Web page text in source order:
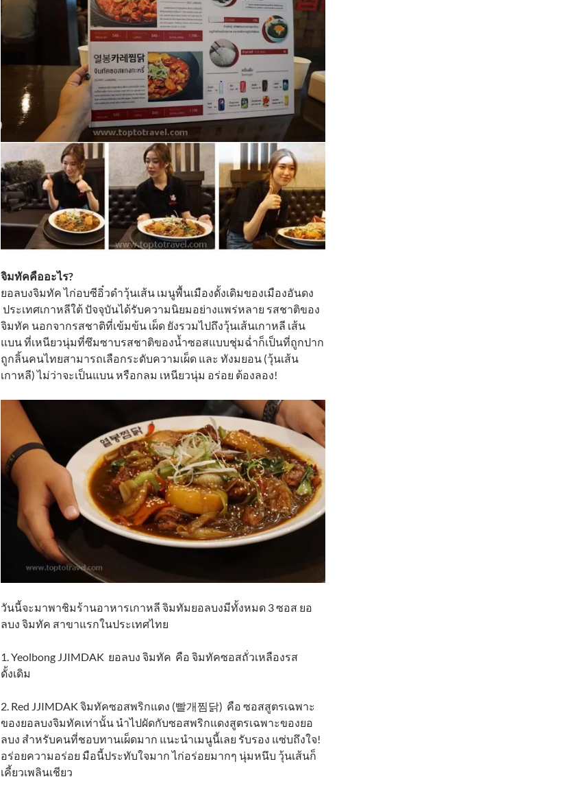
จิมทัคคืออะไร?
ยอลบงจิมทัค ไก่อบซีอิ๋วดำวุ้นเส้น เมนูพื้นเมืองดั้งเดิมของเมืองอันดง
ประเทศเกาหลีใต้ ปัจจุบันได้รับความนิยมอย่างแพร่หลาย รสชาติของ
จิมทัค นอกจากรสชาติที่เข้มข้น เผ็ด ยังรวมไปถึงวุ้นเส้นเกาหลี เส้น
แบน ที่เหนียวนุ่มที่ซึมซาบรสชาติของน้ำซอสแบบชุ่มฉ่ำก็เป็นที่ถูกปาก
ถูกลิ้นคนไทยสามารถเลือกระดับความเผ็ด และ ทังมยอน (วุ้นเส้น
เกาหลี) ไม่ว่าจะเป็นแบน หรือกลม เหนียวนุ่ม อร่อย ต้องลอง!
วันนี้จะมาพาชิมร้านอาหารเกาหลี จิมทัมยอลบงมีทั้งหมด 3 ซอส ยอ
ลบง จิมทัค สาขาแรกในประเทศไทย
1. Yeolbong JJIMDAK ยอลบง จิมทัค คือ จิมทัคซอสถั่วเหลืองรส
ดั้งเดิม
2. Red JJIMDAK จิมทัคซอสพริกแดง (빨개찜닭) คือ ซอสสูตรเฉพาะ
ของยอลบงจิมทัคเท่านั้น นำไปผัดกับซอสพริกแดงสูตรเฉพาะของยอ
ลบง สำหรับคนที่ชอบทานเผ็ดมาก แนะนำเมนูนี้เลย รับรอง แซ่บถึงใจ!
อร่อยความอร่อย มือนี้ประทับใจมาก ไก่อร่อยมากๆ นุ่มหนึบ วุ้นเส้นก็
เคี้ยวเพลินเชียว